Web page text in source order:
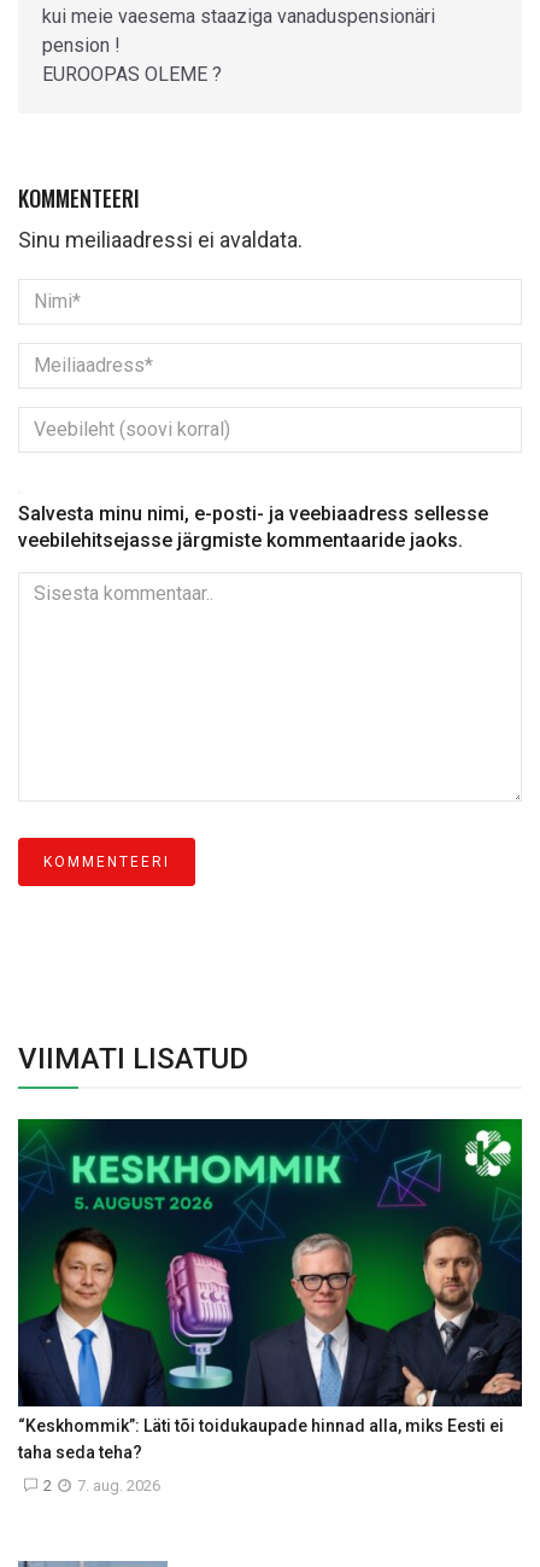
kui meie vaesema staaziga vanaduspensionäri
pension !
EUROOPAS OLEME ?
KOMMENTEERI
Sinu meiliaadressi ei avaldata.
Salvesta minu nimi, e-posti- ja veebiaadress sellesse
veebilehitsejasse järgmiste kommentaaride jaoks.
VIIMATI LISATUD
“Keskhommik”: Läti tõi toidukaupade hinnad alla, miks Eesti ei
taha seda teha?
7. aug. 2026
2